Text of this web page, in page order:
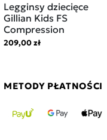
Legginsy dziecięce
Gillian Kids FS
Compression
209,00 zł
METODY PŁATNOŚCI